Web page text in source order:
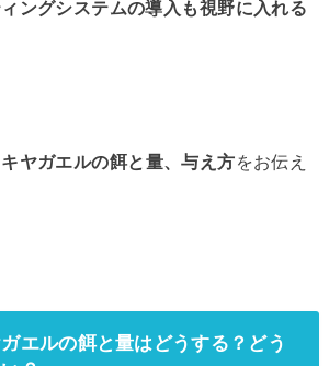
ングシステムの導入も視野に入れる
ヤガエルの餌と量、与え方をお伝え
エルの餌と量はどうする？どう